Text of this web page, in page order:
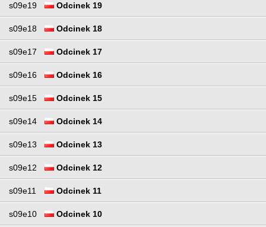
s09e19 Odcinek 19
s09e18 Odcinek 18
s09e17 Odcinek 17
s09e16 Odcinek 16
s09e15 Odcinek 15
s09e14 Odcinek 14
s09e13 Odcinek 13
s09e12 Odcinek 12
s09e11 Odcinek 11
s09e10 Odcinek 10